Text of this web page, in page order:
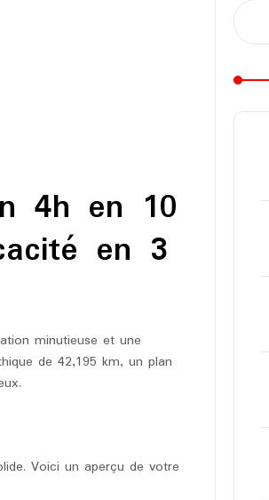
4h en 10
en 3
minutieuse et une
de 42,195 km, un plan
Voici un aperçu de votre